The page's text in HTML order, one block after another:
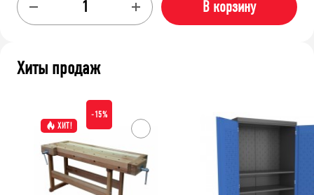
В корзину
Хиты продаж
ХИТ!
-15%